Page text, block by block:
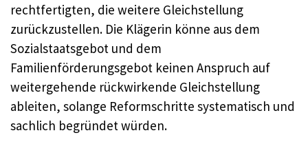
rechtfertigten, die weitere Gleichstellung
zurückzustellen. Die Klägerin könne aus dem
Sozialstaatsgebot und dem
Familienförderungsgebot keinen Anspruch auf
weitergehende rückwirkende Gleichstellung
ableiten, solange Reformschritte systematisch und
sachlich begründet würden.